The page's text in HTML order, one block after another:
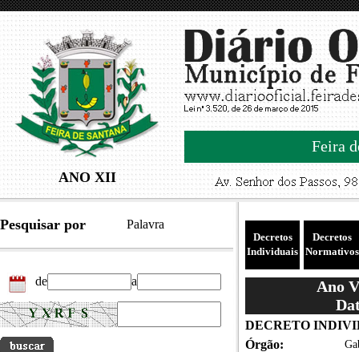
ANO XII
Feira
Pesquisar por Palavra
de a
Decretos
Individuais
Decretos
Normativos
Ano
DECRETO
Órgão: